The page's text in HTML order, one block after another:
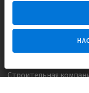
Задайте
Строительная